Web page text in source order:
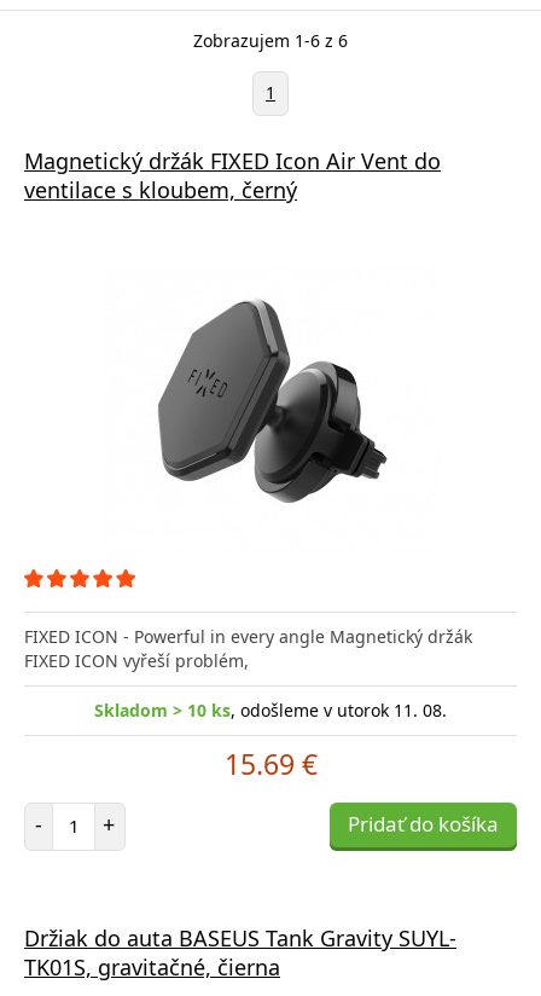
Zobrazujem 1-6 z 6
1
Magnetický držák FIXED Icon Air Vent do
ventilace s kloubem, černý
FIXED ICON - Powerful in every angle Magnetický držák
FIXED ICON vyřeší problém,
Skladom > 10 ks, odošleme v utorok 11. 08.
15.69 €
- Počet položiek
+ Pridať do košíka
Držiak do auta BASEUS Tank Gravity SUYL-
TK01S, gravitačné, čierna